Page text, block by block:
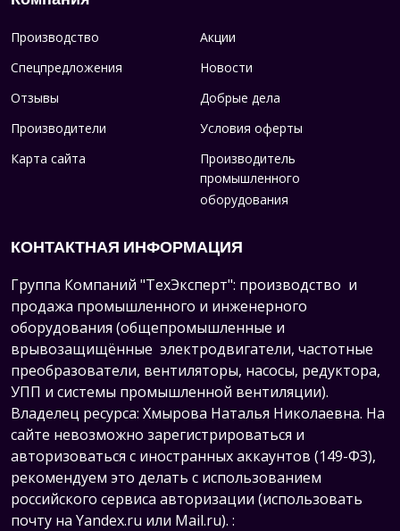
Производство
Акции
Спецпредложения
Новости
Отзывы
Добрые дела
Производители
Условия оферты
Карта сайта
Производитель
промышленного
оборудования
КОНТАКТНАЯ ИНФОРМАЦИЯ
Группа Компаний "ТехЭксперт": производство и
продажа промышленного и инженерного
оборудования (общепромышленные и
врывозащищённые электродвигатели, частотные
преобразователи, вентиляторы, насосы, редуктора,
УПП и системы промышленной вентиляции).
Владелец ресурса: Хмырова Наталья Николаевна. На
сайте невозможно зарегистрироваться и
авторизоваться с иностранных аккаунтов (149-ФЗ),
рекомендуем это делать с использованием
российского сервиса авторизации (использовать
почту на Yandex.ru или Mail.ru). :